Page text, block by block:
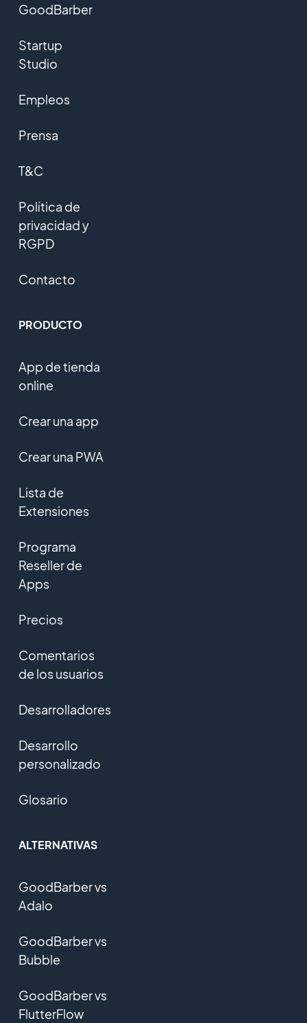
GoodBarber
Startup
Studio
Empleos
Prensa
T&C
Política de
privacidad y
RGPD
Contacto
PRODUCTO
App de tienda
online
Crear una app
Crear una PWA
Lista de
Extensiones
Programa
Reseller de
Apps
Precios
Comentarios
de los usuarios
Desarrolladores
Desarrollo
personalizado
Glosario
ALTERNATIVAS
GoodBarber vs
Adalo
GoodBarber vs
Bubble
GoodBarber vs
FlutterFlow